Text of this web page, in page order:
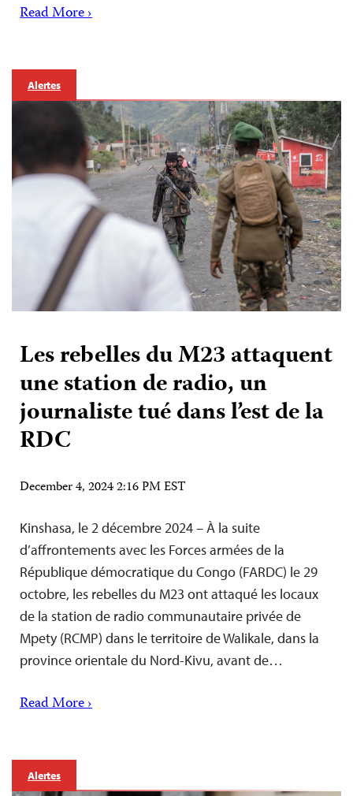
Read More ›
Alertes
Les rebelles du M23 attaquent
une station de radio, un
journaliste tué dans l’est de la
RDC
December 4, 2024 2:16 PM EST
Kinshasa, le 2 décembre 2024 – À la suite
d’affrontements avec les Forces armées de la
République démocratique du Congo (FARDC) le 29
octobre, les rebelles du M23 ont attaqué les locaux
de la station de radio communautaire privée de
Mpety (RCMP) dans le territoire de Walikale, dans la
province orientale du Nord-Kivu, avant de…
Read More ›
Alertes